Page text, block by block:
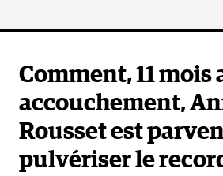
Comment, 11 mois
accouchement,
Rousset est
pulvériser le